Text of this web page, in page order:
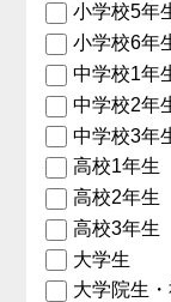
小学校5年
小学校6年
中学校1年
中学校2年
中学校3年
高校1年生
高校2年生
高校3年生
大学生
大学院生